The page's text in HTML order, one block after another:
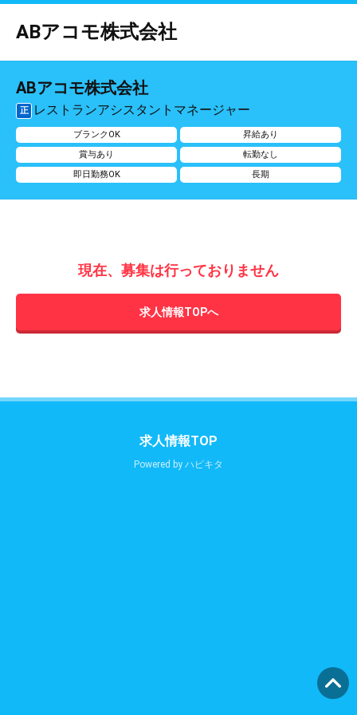
ABアコモ株式会社
ABアコモ株式会社
正 レストランアシスタントマネージャー
ブランクOK
昇給あり
賞与あり
転勤なし
即日勤務OK
長期
現在、募集は行っておりません
求人情報TOPへ
求人情報TOP
Powered by ハピキタ